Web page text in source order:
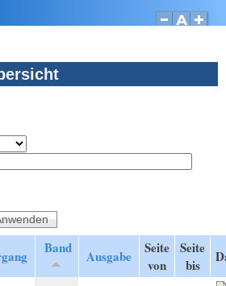
Band Ausgabe
Seite
von
Seite
bis